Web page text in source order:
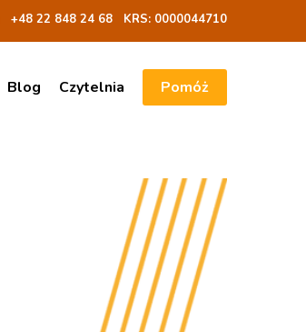
+48 22 848 24 68 KRS: 0000044710
Blog Czytelnia Pomóż